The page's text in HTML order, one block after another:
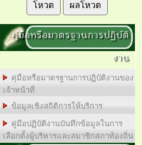
โหวต ผลโหวต
คุ่มือหรือมาตรฐานการปฏิบัติ
งาน
คุ่มือหรือมาตรฐานการปฏิบัติงานของ
เจ้าหน้าที่
ข้อมูลเชิงสถิติการให้บริการ
คู่มือปฏิบัติงานบันทึกข้อมูลในการ
เลือกตั้งผู้บริหารและสมาชิกสภาท้องถิ่น